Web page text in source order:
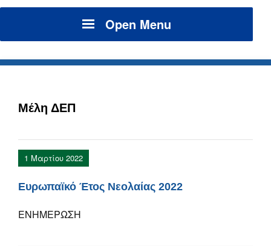
Open Menu
Μέλη ΔΕΠ
1 Μαρτίου 2022
Ευρωπαϊκό Έτος Νεολαίας 2022
ΕΝΗΜΕΡΩΣΗ